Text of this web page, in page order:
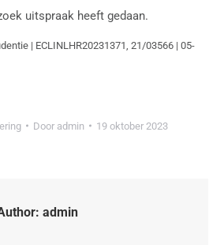
uitspraak heeft gedaan.
| ECLINLHR20231371, 21/03566 | 05-
Door admin 19 oktober 2023
admin